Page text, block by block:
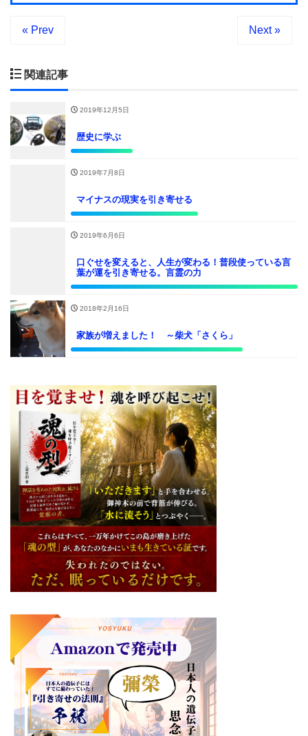
« Prev Next »
関連記事
2019年12月5日
歴史に学ぶ
2019年7月8日
マイナスの現実を引き寄せる
2019年6月6日
口ぐせを変えると、人生が変わる！普段使っている言
葉が運を引き寄せる。言霊の力
2018年2月16日
家族が増えました！ ～柴犬「さくら」